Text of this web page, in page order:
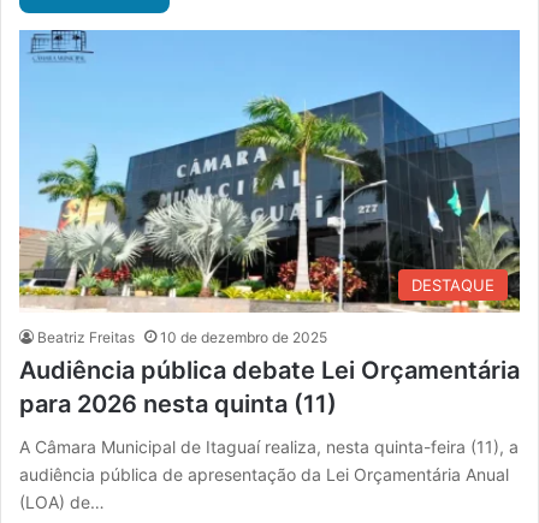
DESTAQUE
Beatriz Freitas 10 de dezembro de 2025
Audiência pública debate Lei Orçamentária
para 2026 nesta quinta (11)
A Câmara Municipal de Itaguaí realiza, nesta quinta-feira (11), a
audiência pública de apresentação da Lei Orçamentária Anual
(LOA) de…